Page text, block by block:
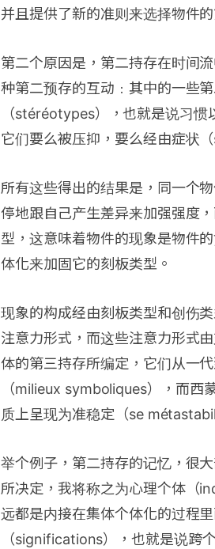
并且提供了新的准则来选择物件
第二个原因是，第二持存在时间
种第二预存的互动﹕其中的一些
（stéréotypes），也就是说习
它们要么被压抑，要么经由症状
所有这些得出的结果是，同一个
停地跟自己产生差异来加强强度
型，这意味着物件的现象是物件
体化来加固它的刻板类型。
现象的构成经由刻板类型和创伤
注意力形式，而这些注意力形式
体的第三持存所编定，它们从一
（milieux symboliques），而
质上呈现为准稳定（se
举个例子，第二持存的记忆，很
所决定，我将称之为心理个体（
远都是内接在集体个体化的过程
（significations），也就是说跨